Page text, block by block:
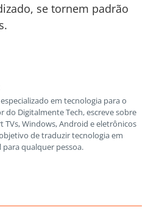
se tornem padrão
em tecnologia para o
do Digitalmente Tech, escreve sobre
TVs, Windows, Android e eletrônicos
de traduzir tecnologia em
para qualquer pessoa.